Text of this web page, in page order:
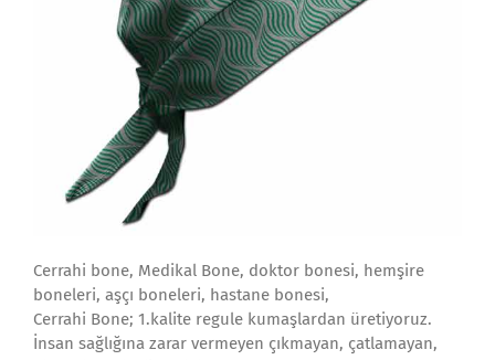
Cerrahi bone, Medikal Bone, doktor bonesi, hemşire
boneleri, aşçı boneleri, hastane bonesi,
Cerrahi Bone; 1.kalite regule kumaşlardan üretiyoruz.
İnsan sağlığına zarar vermeyen çıkmayan, çatlamayan,